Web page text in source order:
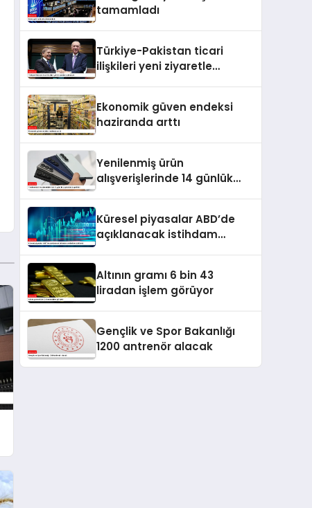
tamamladı
Türkiye-Pakistan ticari
ilişkileri yeni ziyaretle
Ekonomik güven endeksi
haziranda arttı
Yenilenmiş ürün
alışverişlerinde 14 günlük
Küresel piyasalar ABD’de
açıklanacak istihdam
Altının gramı 6 bin 43
liradan işlem görüyor
Gençlik ve Spor Bakanlığı
1200 antrenör alacak